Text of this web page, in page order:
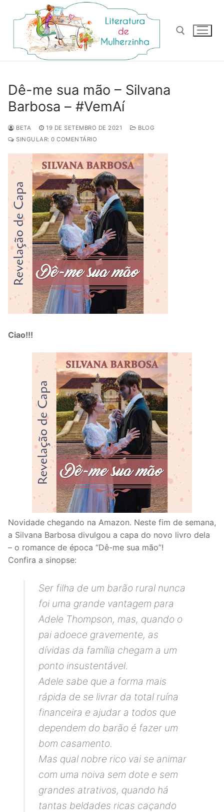
para
conteúdo
Dê-me sua mão – Silvana
Barbosa – #VemAí
BETA 19 DE SETEMBRO DE 2021
BLOG
SINGULAR: 0 COMENTÁRIO
Ciao!!!
Novidade chegando na Amazon. Neste fim de semana,
a Silvana Barbosa divulgou a capa do novo livro dela
– o romance de época “Dê-me sua mão”!
Confira a sinopse:
Ser filha de um barão rural nunca
foi uma grande vantagem para
Adele Thompson, mas, quando o
pai adoece gravemente, as
dívidas da família chegam a um
ponto insustentável.
Adele sabe que a forma mais
rápida de se livrar da total ruína
financeira e ajudar a todos que
dependem do barão é fazer um
bom casamento.
Mas qual nobre rico vai se animar
com uma noiva sem dote e sem
grandes atrativos, quando há
tantas beldades ricas caçando